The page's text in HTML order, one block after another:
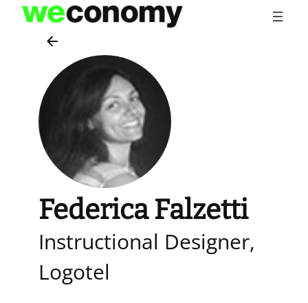
Vai
Federica Falzetti
Instructional Designer,
Logotel